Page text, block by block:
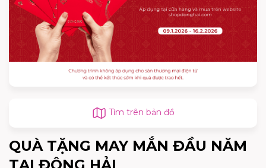
Tìm trên bản đồ
QUÀ TẶNG MAY MẮN ĐẦU NĂM
TẠI ĐÔNG HẢI